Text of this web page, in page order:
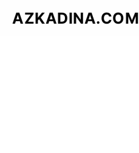
AZKADINA.COM